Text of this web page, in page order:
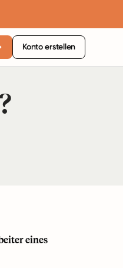
Konto erstellen
eines